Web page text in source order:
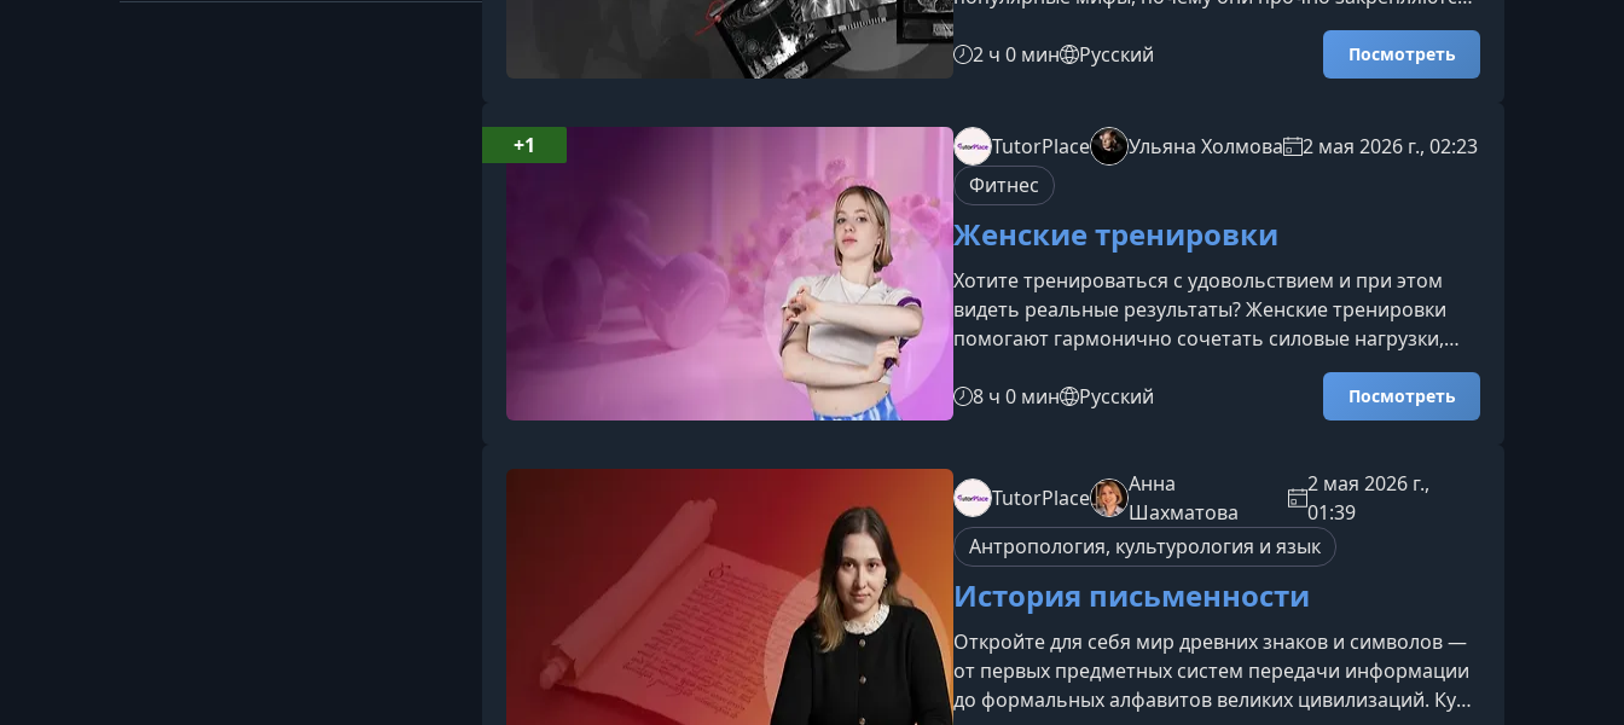
в массовой культуре и какие культурные механизмы
стоят за их распространением. Вы научитесь
анализировать легенды и альтернативные версии
культурологической точек зрения.Что вы узнаете на
курсеПрограмма помогает понять, как теории
заговора формируются, почему они вызывают
2 ч 0 мин Русский Посмотреть
TutorPlace Ульяна Холмова
2 мая 2026 г., 02:23
Фитнес
Женские тренировки
Хотите тренироваться с удовольствием и при этом
видеть реальные результаты? Женские тренировки
помогают гармонично сочетать силовые нагрузки,
растяжку, баланс и лёгкое кардио. Такой подход
прорабатывает ноги, ягодицы, спину и пресс,
поддерживает отличную форму дома и дарит
день.Что даст вам этот курсПоймёте, как грамотно
выстраивать домашние тренировки для всего
тела.Разберётесь, как сочетать силовы
8 ч 0 мин Русский Посмотреть
+1
TutorPlace
Анна
Шахматова
2 мая 2026 г.,
01:39
Антропология, культурология и язык
История письменности
Откройте для себя мир древних знаков и символов —
от первых предметных систем передачи информации
до формальных алфавитов великих цивилизаций. Курс